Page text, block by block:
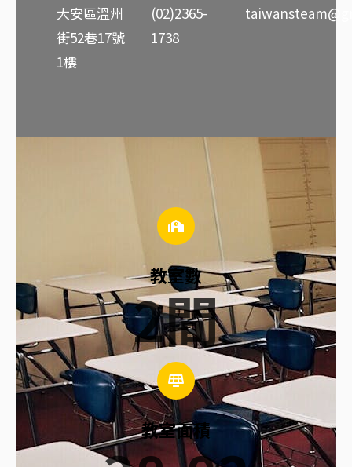
大安區溫州
街52巷17號
1樓
(02)2365-
1738
2間
教室數
教室面積